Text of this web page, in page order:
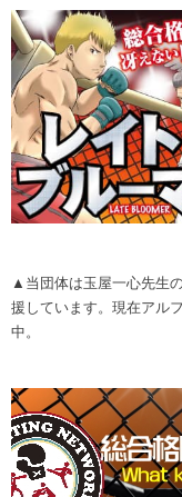
▲当団体は玉屋一心先生
援しています。現在アル
中。